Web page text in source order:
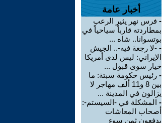
أخبار عامة
- فرس نهر يثير الرعب
بمطاردته قارباً سياحياً في
بوتسوانا.. شاه ...
- -لا رجعة فيه-.. الجيش
الإيراني: ليس لدى أمريكا
خيار سوى قبول ...
- رئيس حكومة سبتة: ما
بين 8 و11 ألف مهاجر لا
يزالون في المدينة ...
- المشكلة في -السيستم-:
أصحاب المعاشات
يدفعون ثمن سوء